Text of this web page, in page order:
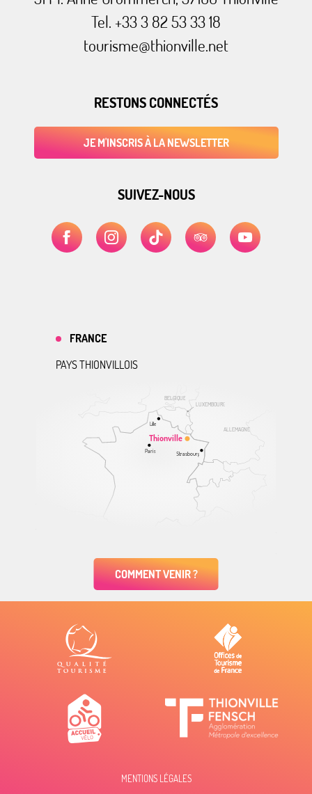
Tel. +33 3 82 53 33 18
tourisme@thionville.net
RESTONS CONNECTÉS
JE M'INSCRIS À LA NEWSLETTER
SUIVEZ-NOUS
ALLEMAGNE
BELGIQUE
LUXEMBOURG
Thionville
Lille
Paris Strasbourg
FRANCE
PAYS THIONVILLOIS
COMMENT VENIR ?
MENTIONS LÉGALES